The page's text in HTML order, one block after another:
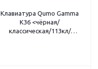
Клавиатура Qumo Gamma
K36 <чёрная/
классическая/113кл/